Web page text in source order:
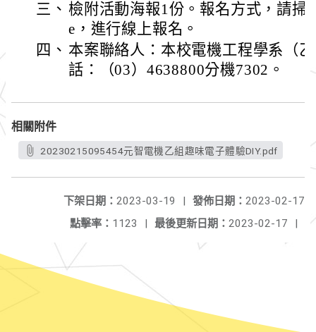
三、 檢附活動海報1份。報名方式，請掃
e，進行線上報名。
四、 本案聯絡人：本校電機工程學系（
話：（03）4638800分機7302。
相關附件
20230215095454元智電機乙組趣味電子體驗DIY.pdf
發佈日期： 2023-02-17
下架日期： 2023-03-19
|
最後更新日期： 2023-02-17 |
點擊率： 1123 |